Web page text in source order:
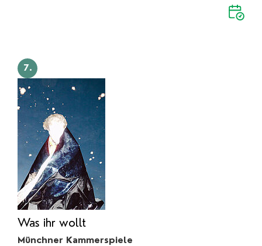
7.
Was ihr wollt
Münchner Kammerspiele